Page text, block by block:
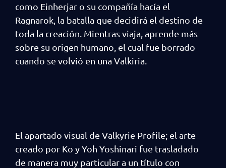
como Einherjar o su compañía hacía el
Ragnarok, la batalla que decidirá el destino de
toda la creación. Mientras viaja, aprende más
sobre su origen humano, el cual fue borrado
cuando se volvió en una Valkiria.
El apartado visual de Valkyrie Profile; el arte
creado por Ko y Yoh Yoshinari fue trasladado
de manera muy particular a un título con